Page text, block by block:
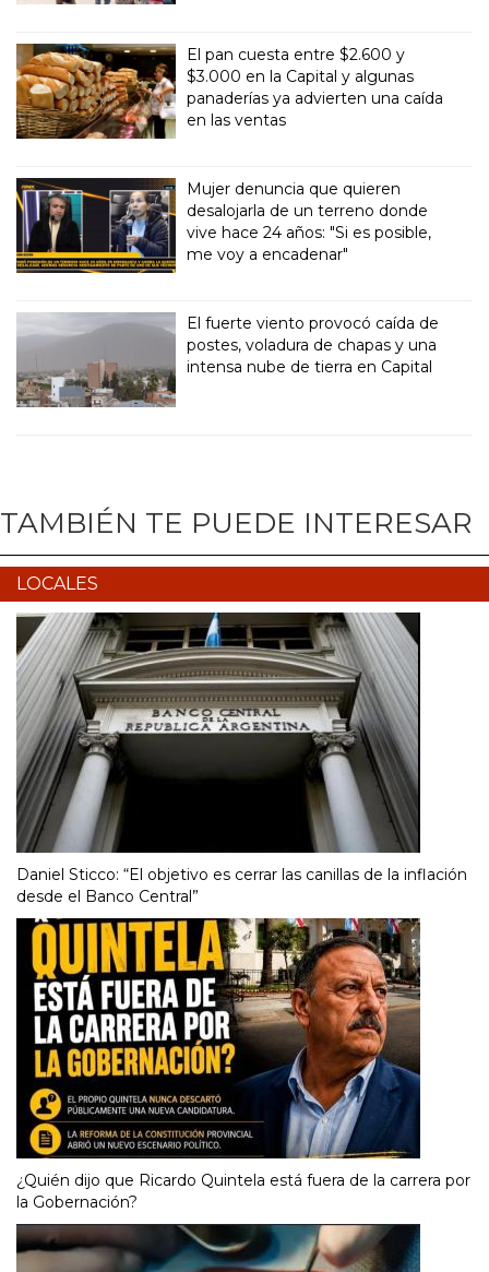
El pan cuesta entre $2.600 y
$3.000 en la Capital y algunas
panaderías ya advierten una caída
en las ventas
Mujer denuncia que quieren
desalojarla de un terreno donde
vive hace 24 años: "Si es posible,
me voy a encadenar"
El fuerte viento provocó caída de
postes, voladura de chapas y una
intensa nube de tierra en Capital
TAMBIÉN TE PUEDE INTERESAR
LOCALES
Daniel Sticco: “El objetivo es cerrar las canillas de la inflación
desde el Banco Central”
¿Quién dijo que Ricardo Quintela está fuera de la carrera por
la Gobernación?